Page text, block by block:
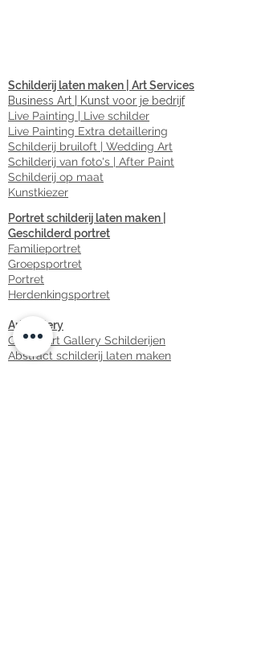
Schilderij laten maken | Art Services
Business Art | Kunst voor je bedrijf
Live Painting | Live schilder
Live Painting Extra detaillering
Schilderij bruiloft | Wedding Art
Schilderij van foto's | After Paint
Schilderij op maat
Kunstkiezer
Portret schilderij laten maken |
Geschilderd portret
Familieportret
Groepsportret
Portret
Herdenkingsportret
Art Gallery
Online Art Gallery Schilderijen
Abstract schilderij laten maken